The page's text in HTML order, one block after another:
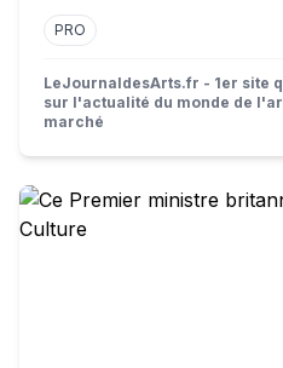
PRO
LeJournaldesArts.fr - 1er site
sur l'actualité du monde de
marché
Ce Premier ministre